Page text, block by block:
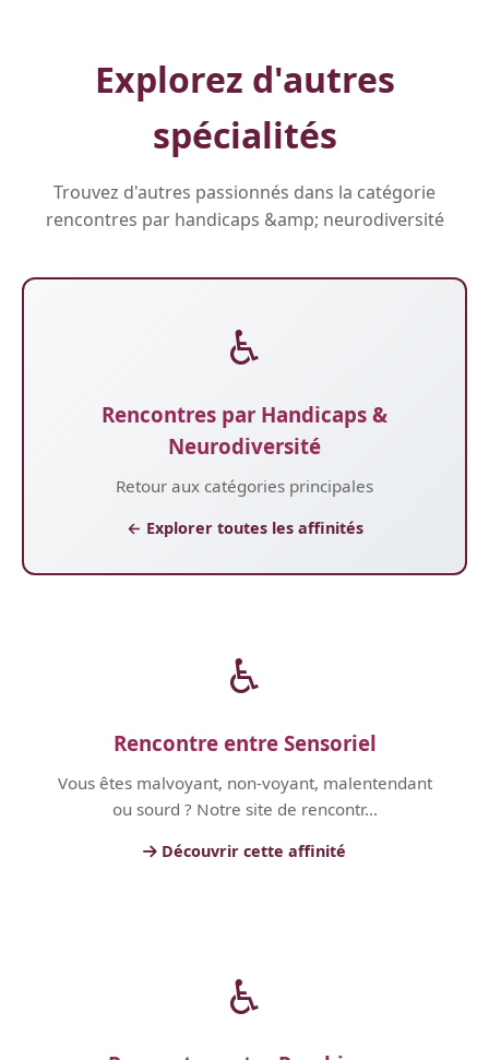
Explorez d'autres
spécialités
Trouvez d'autres passionnés dans la catégorie
rencontres par handicaps &amp; neurodiversité
♿
Rencontres par Handicaps &
Neurodiversité
Retour aux catégories principales
← Explorer toutes les affinités
♿
Rencontre entre Sensoriel
Vous êtes malvoyant, non-voyant, malentendant
ou sourd ? Notre site de rencontr...
Découvrir cette affinité
♿